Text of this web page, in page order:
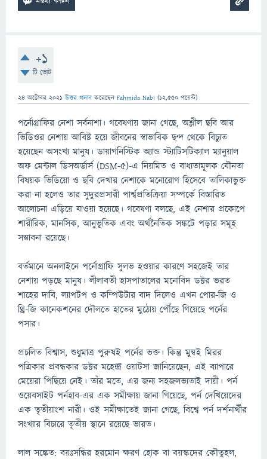
+1
টি ভোট
24 অক্টোবর 2021 উত্তর প্রদান করেছেন Fahmida Nabi (12,550 পয়েন্ট)
পর্নোগ্রাফির নেশা সর্বনাশা। গবেষণায় জানা গেছে, অশ্লীল ছবি আর
ভিডিওর নেশায় আবিষ্ট হয়ে জীবনের স্বাভাবিক ছন্দ থেকে বিচ্যুত
হয়েছেন অসংখ্য মানুষ। ডায়াগনিস্টিক অ্যান্ড স্ট্যাটিসটিক্যাল ম্যানুয়াল
অফ মেন্টাল ডিসঅর্ডার্স (DSM-5)-এ নিয়মিত ও বাধ্যতামূলক যৌনতা
বিষয়ক ভিডিয়ো ও ছবি দেখার নেশাকে মনোরোগ হিসেবে তালিকাভুক্ত
করা না হলেও তার সুদুরপ্রসারী পার্শ্বপ্রতিক্রিয়া সম্পর্কে বিস্তারিত
আলোচনা এড়িয়ে যাওয়া হয়েছে। গবেষণা বলছে, এই নেশার প্রকোপে
শারীরিক, মানসিক, আনুভূতিক এবং অর্থনৈতিক সঙ্কটে পড়ার সমূহ
সম্ভাবনা রয়েছে।
বর্তমানে অনলাইনে পর্নোগ্রাফি সুলভ হওয়ার কারণে সহজেই তার
নেশায় পড়ছে মানুষ। লীলাবতী হাসপাতালের মনোবিদ ডক্টর ভরত
শাহের দাবি, ল্যাপটপ ও কম্পিউটার বাদ দিলেও এখন পোর-জি ও
থ্রি-জি কানেকশনের দৌলতে হাতের মুঠোয় পৌঁছে গিয়েছে পর্নের
পসার।
প্রচলিত বিশ্বাস, শুধুমাত্র পুরুষই পর্নের ভক্ত। কিন্তু মুম্বই মিরর
পত্রিকার প্রবন্ধকার ডক্টর মহেন্দ্র ওয়াটসা জানিয়েছেন, এই ব্যাপারে
মেয়েরা পিছিয়ে নেই। তাঁর মতে, এর জন্য সহজলভ্যতাই দায়ী। পর্ন
ওয়েবসাইট পর্নহাব-এর এক সমীক্ষায় জানা গিয়েছে, পর্ন দেখিয়েদের
এক তৃতীয়াংশ নারী। ওই সমীক্ষাতেই জানা গেছে, বিশ্বে পর্ন দর্শনার্থীর
সংখ্যার বিচারে তৃতীয় স্থানে রয়েছে ভারত।
লাল সঙ্কেত: বয়ঃসন্ধির হরমোন ক্ষরণ হোক বা বয়স্কদের কৌতুহল,